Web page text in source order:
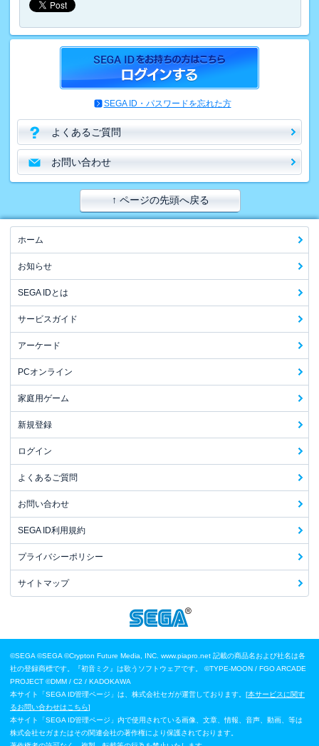
SEGA ID・パスワードを忘れた方
よくあるご質問
お問い合わせ
↑ ページの先頭へ戻る
ホーム
お知らせ
SEGA IDとは
サービスガイド
アーケード
PCオンライン
家庭用ゲーム
新規登録
ログイン
よくあるご質問
お問い合わせ
SEGA ID利用規約
プライバシーポリシー
サイトマップ
©SEGA ©SEGA ©Crypton Future Media, INC. www.piapro.net 記載の商品名および社名は各
社の登録商標です。『初音ミク』は歌うソフトウェアです。
©TYPE-MOON / FGO ARCADE
PROJECT ©DMM / C2 / KADOKAWA
本サイト「SEGA ID管理ページ」は、株式会社セガが運営しております。[本サービスに関す
るお問い合わせはこちら]
本サイト「SEGA ID管理ページ」内で使用されている画像、文章、情報、音声、動画、等は
株式会社セガまたはその関連会社の著作権により保護されております。